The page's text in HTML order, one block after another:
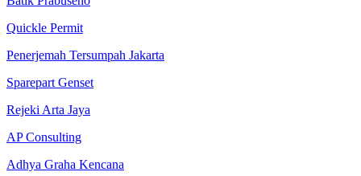
Quickle Permit
Penerjemah Tersumpah Jakarta
Sparepart Genset
Rejeki Arta Jaya
AP Consulting
Adhya Graha Kencana